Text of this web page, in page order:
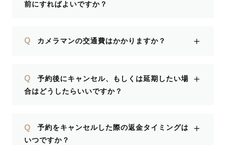
前にすればよいですか？
Q カメラマンの交通費はかかりますか？ ＋
Q
予約後にキャンセル、もしくは延期したい場
合はどうしたらいいですか？
＋
Q
予約をキャンセルした際の返金タイミングは
いつですか？
＋